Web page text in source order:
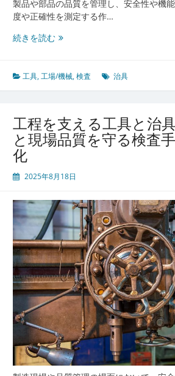
製品や部品の品質を管理し、安全性や機
度や正確性を測定する作…
続きを読む精
査
を
る
工
治
の
管
理
が
品
質
と
安
全
を
守
る
鍵
と
工具,工場/機械,検査 治具
工程を支える工具と治
と現場品質を守る検査
化
2025年8月18日